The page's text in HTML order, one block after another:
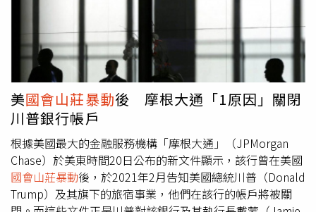
容，以試圖塑造川普煽動支持者攻擊國會的形象。《BBC》
前任總幹事戴維（Tim Davie）因該爭議事件辭職，並於4月
初離任。新任總幹事、前谷歌（Google）高層布里汀
（Matt Brittin）預計將於下個月接掌《BBC》，其任命被形
容為將帶領該機構「走過轉型期」。
定在暴動期間攻擊或抵抗執法人員行動的人士。近期，1名
由川普任命的聯邦檢察官不得不請求法官駁回1名男子的撤
案申請。該男子被指控在國會山莊暴動的前一晚，於共和黨
和民主黨全國委員會總部附近放置2枚土製炸彈。該男子主
張，有鑒於川普對涉案人員的大規模特赦，他的指控也應該
被撤銷，並稱其案件與暴動事件「在本質上與事實上密不可
分地相互連結」。目前負責審理此案的法官尚未對該申請作
出回應。截至目前，川普多項寬赦行動被視為對司法體系的
反擊，背景是前總統拜登（Joe Biden）在2020年大選中擊
敗川普，使其第1任期正式落幕。拜登政府在川普重返權力
之前，曾針對其多項涉嫌違法行為展開法律戰，包括試圖非
美國會山莊暴動後 摩根大通「1原因」關閉
川普銀行帳戶
根據美國最大的金融服務機構「摩根大通」（JPMorgan
Chase）於美東時間20日公布的新文件顯示，該行曾在美國
國會山莊暴動後，於2021年2月告知美國總統川普（Donald
Trump）及其旗下的旅宿事業，他們在該行的帳戶將被關